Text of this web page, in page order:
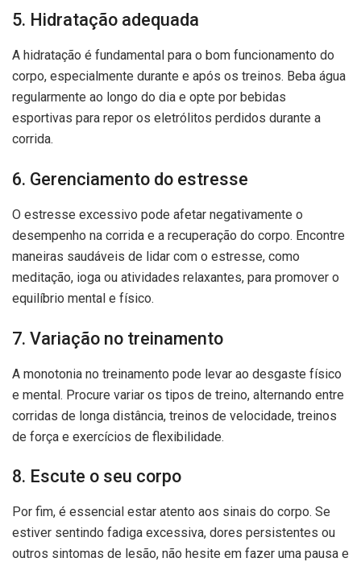
5. Hidratação adequada
A hidratação é fundamental para o bom funcionamento do
corpo, especialmente durante e após os treinos. Beba água
regularmente ao longo do dia e opte por bebidas
esportivas para repor os eletrólitos perdidos durante a
corrida.
6. Gerenciamento do estresse
O estresse excessivo pode afetar negativamente o
desempenho na corrida e a recuperação do corpo. Encontre
maneiras saudáveis de lidar com o estresse, como
meditação, ioga ou atividades relaxantes, para promover o
equilíbrio mental e físico.
7. Variação no treinamento
A monotonia no treinamento pode levar ao desgaste físico
e mental. Procure variar os tipos de treino, alternando entre
corridas de longa distância, treinos de velocidade, treinos
de força e exercícios de flexibilidade.
8. Escute o seu corpo
Por fim, é essencial estar atento aos sinais do corpo. Se
estiver sentindo fadiga excessiva, dores persistentes ou
outros sintomas de lesão, não hesite em fazer uma pausa e